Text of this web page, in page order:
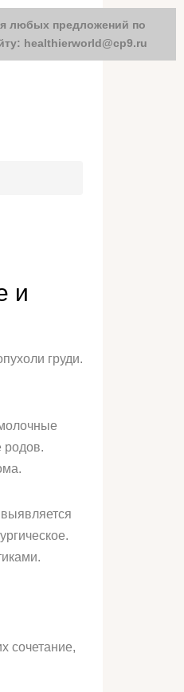
и
груди.
родов.
сочетание,
любых предложений по
healthierworld@cp9.ru